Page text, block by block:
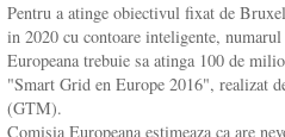
Pentru a atinge obiectivul fixat de
in 2020 cu contoare inteligente,
Europeana trebuie sa atinga 100 de
"Smart Grid en Europe 2016", realizat
(GTM).
Comisia Europeana estimeaza ca are